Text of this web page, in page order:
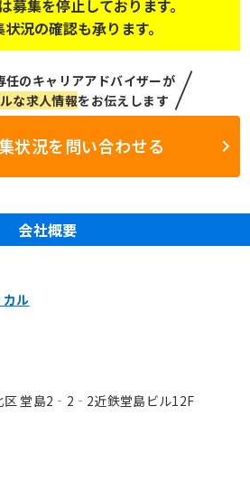
募集を停止しております。
況の確認も承ります。
任のキャリアアドバイザーが
な求人情報をお伝えします
状況を問い合わせる
会社概要
ル
区 堂島2‐2‐2近鉄堂島ビル12F